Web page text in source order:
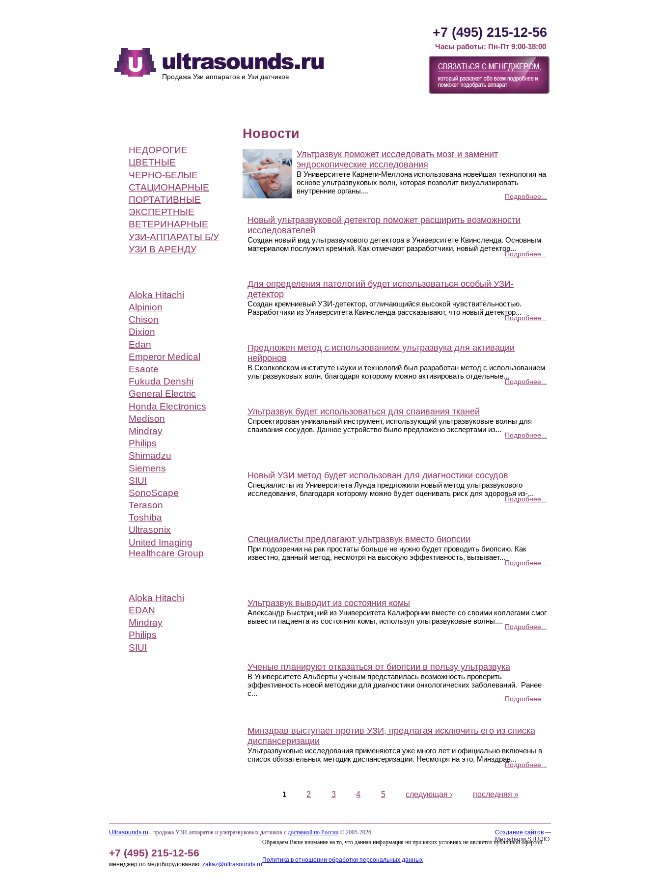
+7 (495) 215-12-56
Часы работы: Пн-Пт 9:00-18:00
Продажа Узи аппаратов и Узи датчиков
НЕДОРОГИЕ
ЦВЕТНЫЕ
ЧЕРНО-БЕЛЫЕ
СТАЦИОНАРНЫЕ
ПОРТАТИВНЫЕ
ЭКСПЕРТНЫЕ
ВЕТЕРИНАРНЫЕ
УЗИ-АППАРАТЫ Б/У
УЗИ В АРЕНДУ
Aloka Hitachi
Alpinion
Chison
Dixion
Edan
Emperor Medical
Esaote
Fukuda Denshi
General Electric
Honda Electronics
Medison
Mindray
Philips
Shimadzu
Siemens
SIUI
SonoScape
Terason
Toshiba
Ultrasonix
United Imaging
Healthcare Group
Aloka Hitachi
EDAN
Mindray
Philips
SIUI
Новости
Ультразвук поможет исследовать мозг и заменит
эндоскопические исследования
В Университете Карнеги-Меллона использована новейшая технология на
основе ультразвуковых волн, которая позволит визуализировать
внутренние органы....
Подробнее...
Новый ультразвуковой детектор поможет расширить возможности
исследователей
Создан новый вид ультразвукового детектора в Университете Квинсленда. Основным
материалом послужил кремний. Как отмечают разработчики, новый детектор...
Подробнее...
Для определения патологий будет использоваться особый УЗИ-
детектор
Создан кремниевый УЗИ-детектор, отличающийся высокой чувствительностью.
Разработчики из Университета Квинсленда рассказывают, что новый детектор...
Подробнее...
Предложен метод с использованием ультразвука для активации
нейронов
В Сколковском институте науки и технологий был разработан метод с использованием
ультразвуковых волн, благодаря которому можно активировать отдельные...
Подробнее...
Ультразвук будет использоваться для спаивания тканей
Спроектирован уникальный инструмент, использующий ультразвуковые волны для
спаивания сосудов. Данное устройство было предложено экспертами из...
Подробнее...
Новый УЗИ метод будет использован для диагностики сосудов
Специалисты из Университета Лунда предложили новый метод ультразвукового
исследования, благодаря которому можно будет оценивать риск для здоровья из-...
Подробнее...
Специалисты предлагают ультразвук вместо биопсии
При подозрении на рак простаты больше не нужно будет проводить биопсию. Как
известно, данный метод, несмотря на высокую эффективность, вызывает...
Подробнее...
Ультразвук выводит из состояния комы
Александр Быстрицкий из Университета Калифорнии вместе со своими коллегами смог
вывести пациента из состояния комы, используя ультразвуковые волны....
Подробнее...
Ученые планируют отказаться от биопсии в пользу ультразвука
В Университете Альберты ученым представилась возможность проверить
эффективность новой методики для диагностики онкологических заболеваний. Ранее
с...
Подробнее...
Минздрав выступает против УЗИ, предлагая исключить его из списка
диспансеризации
Ультразвуковые исследования применяются уже много лет и официально включены в
список обязательных методик диспансеризации. Несмотря на это, Минздрав...
Подробнее...
Страницы
1 2 3 4 5 следующая › последняя »
Создание сайтов —
Медафарм STUDIO
Ultrasounds.ru - продажа УЗИ-аппаратов и ультразвуковых датчиков с доставкой по России © 2005-2026
+7 (495) 215-12-56
менеджер по медоборудованию: zakaz@ultrasounds.ru
Обращаем Ваше внимание на то, что данная информация ни при каких условиях не является публичной офертой.
Политика в отношении обработки персональных данных